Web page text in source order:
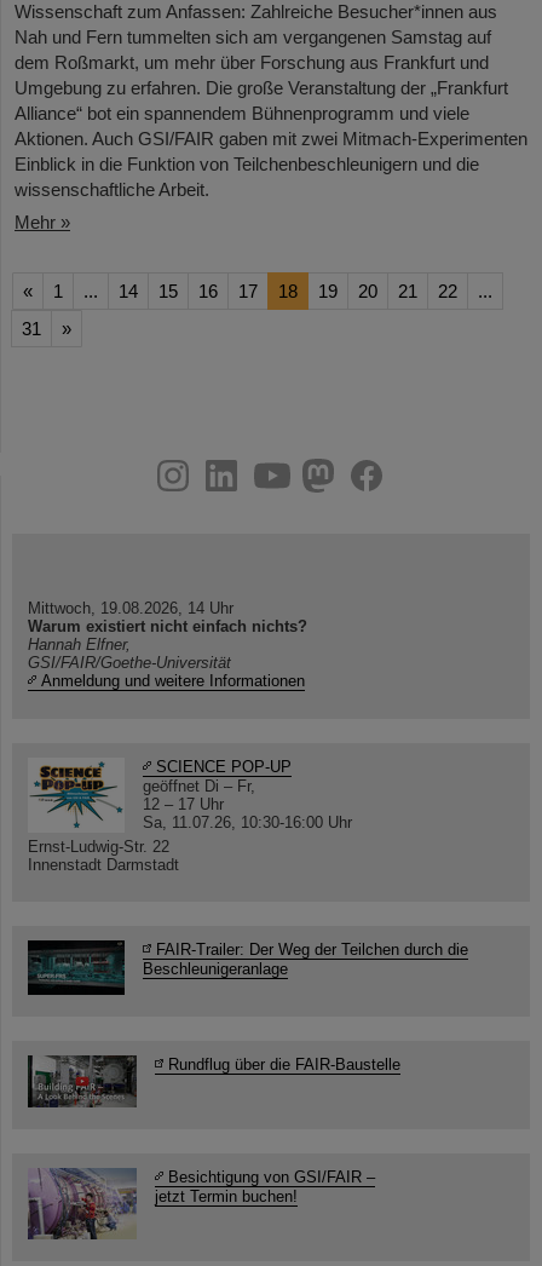
Wissenschaft zum Anfassen: Zahlreiche Besucher*innen aus
Nah und Fern tummelten sich am vergangenen Samstag auf
dem Roßmarkt, um mehr über Forschung aus Frankfurt und
Umgebung zu erfahren. Die große Veranstaltung der „Frankfurt
Alliance“ bot ein spannendem Bühnenprogramm und viele
Aktionen. Auch GSI/FAIR gaben mit zwei Mitmach-Experimenten
Einblick in die Funktion von Teilchenbeschleunigern und die
wissenschaftliche Arbeit.
Mehr »
« 1 ... 14 15 16 17 18 19 20 21 22
...
31
»
youtube
helmholtz.social
facebook
Mittwoch, 19.08.2026, 14 Uhr
Warum existiert nicht einfach nichts?
Hannah Elfner,
GSI/FAIR/Goethe-Universität
Anmeldung und weitere Informationen
SCIENCE POP-UP
geöffnet Di – Fr,
12 – 17 Uhr
Sa, 11.07.26, 10:30-16:00 Uhr
Ernst-Ludwig-Str. 22
Innenstadt Darmstadt
FAIR-Trailer: Der Weg der Teilchen durch die
Beschleunigeranlage
Rundflug über die FAIR-Baustelle
Besichtigung von GSI/FAIR –
jetzt Termin buchen!